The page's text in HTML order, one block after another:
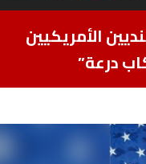
الأمريكيين
درعة”